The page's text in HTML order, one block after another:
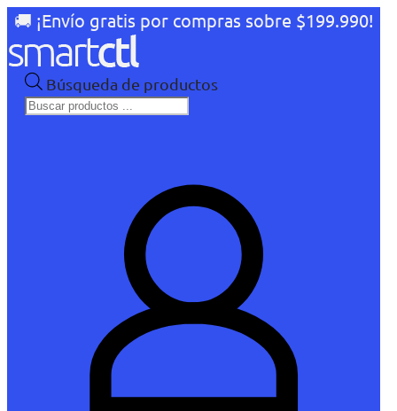
🚚 ¡Envío gratis por compras sobre $199.990!
Búsqueda de productos